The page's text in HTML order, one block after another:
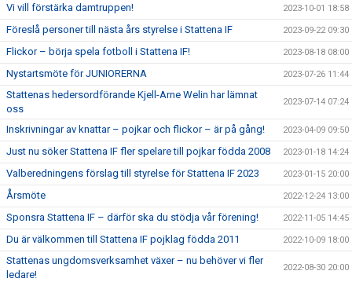
Vi vill förstärka damtruppen! 2023-10-01 18:58
Föreslå personer till nästa års styrelse i Stattena IF 2023-09-22 09:30
Flickor – börja spela fotboll i Stattena IF! 2023-08-18 08:00
Nystartsmöte för JUNIORERNA 2023-07-26 11:44
Stattenas hedersordförande Kjell-Arne Welin har lämnat
oss
2023-07-14 07:24
Inskrivningar av knattar – pojkar och flickor – är på gång! 2023-04-09 09:50
Just nu söker Stattena IF fler spelare till pojkar födda 2008 2023-01-18 14:24
Valberedningens förslag till styrelse för Stattena IF 2023 2023-01-15 20:00
Årsmöte 2022-12-24 13:00
Sponsra Stattena IF – därför ska du stödja vår förening! 2022-11-05 14:45
Du är välkommen till Stattena IF pojklag födda 2011 2022-10-09 18:00
Stattenas ungdomsverksamhet växer – nu behöver vi fler
ledare!
2022-08-30 20:00